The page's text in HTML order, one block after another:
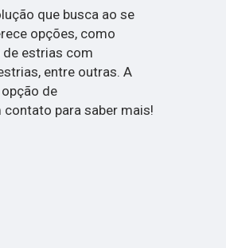
que busca ao se
opções, como
estrias com
entre outras. A
de
para saber mais!